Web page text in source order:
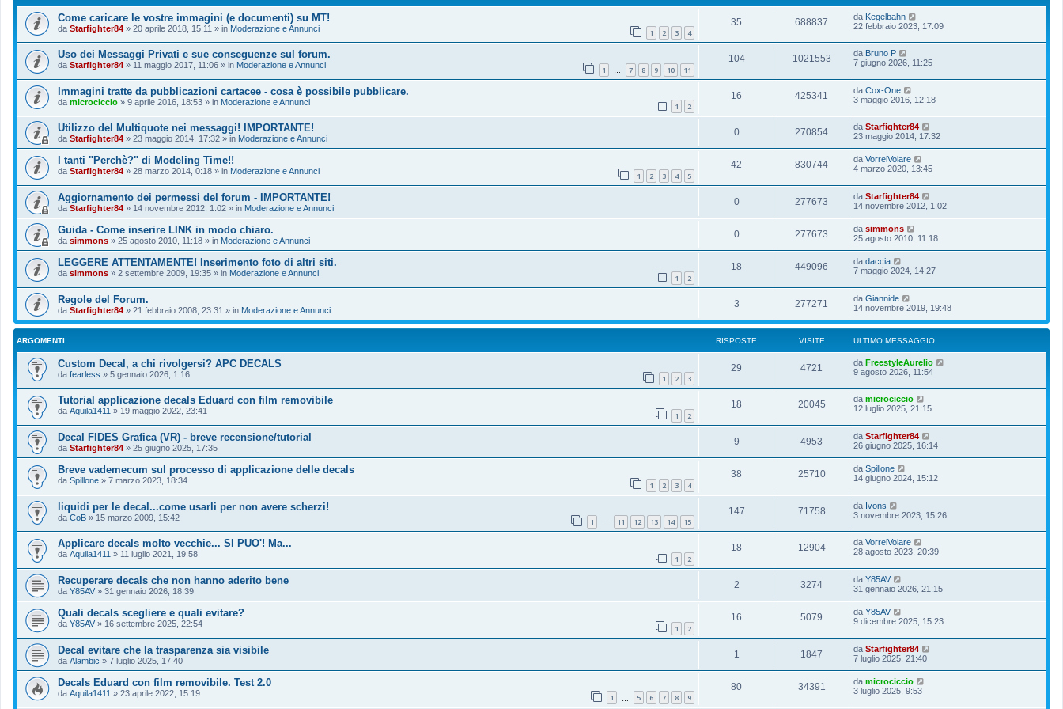
Come caricare le vostre immagini (e documenti) su MT!
da Starfighter84 » 20 aprile 2018, 15:11 » in Moderazione e Annunci 1 2 3 4
35 688837 da Kegelbahn
22 febbraio 2023, 17:09
Uso dei Messaggi Privati e sue conseguenze sul forum.
da Starfighter84 » 11 maggio 2017, 11:06 » in Moderazione e Annunci 1 … 7 8 9 10 11
104 1021553 da Bruno P
7 giugno 2026, 11:25
Immagini tratte da pubblicazioni cartacee - cosa è possibile pubblicare.
da microciccio » 9 aprile 2016, 18:53 » in Moderazione e Annunci 1 2
16 425341 da Cox-One
3 maggio 2016, 12:18
Utilizzo del Multiquote nei messaggi! IMPORTANTE!
da Starfighter84 » 23 maggio 2014, 17:32 » in Moderazione e Annunci
0 270854 da Starfighter84
23 maggio 2014, 17:32
I tanti "Perchè?" di Modeling Time!!
da Starfighter84 » 28 marzo 2014, 0:18 » in Moderazione e Annunci 1 2 3 4 5
42 830744 da VorreiVolare
4 marzo 2020, 13:45
Aggiornamento dei permessi del forum - IMPORTANTE!
da Starfighter84 » 14 novembre 2012, 1:02 » in Moderazione e Annunci
0 277673 da Starfighter84
14 novembre 2012, 1:02
Guida - Come inserire LINK in modo chiaro.
da simmons » 25 agosto 2010, 11:18 » in Moderazione e Annunci
0 277673 da simmons
25 agosto 2010, 11:18
LEGGERE ATTENTAMENTE! Inserimento foto di altri siti.
da simmons » 2 settembre 2009, 19:35 » in Moderazione e Annunci 1 2
18 449096 da daccia
7 maggio 2024, 14:27
Regole del Forum.
da Starfighter84 » 21 febbraio 2008, 23:31 » in Moderazione e Annunci
3 277271 da Giannide
14 novembre 2019, 19:48
ARGOMENTI RISPOSTE VISITE ULTIMO MESSAGGIO
Custom Decal, a chi rivolgersi? APC DECALS
da fearless » 5 gennaio 2026, 1:16 1 2 3
29 4721 da FreestyleAurelio
9 agosto 2026, 11:54
Tutorial applicazione decals Eduard con film removibile
da Aquila1411 » 19 maggio 2022, 23:41 1 2
18 20045 da microciccio
12 luglio 2025, 21:15
Decal FIDES Grafica (VR) - breve recensione/tutorial
da Starfighter84 » 25 giugno 2025, 17:35
9 4953 da Starfighter84
26 giugno 2025, 16:14
Breve vademecum sul processo di applicazione delle decals
da Spillone » 7 marzo 2023, 18:34 1 2 3 4
38 25710 da Spillone
14 giugno 2024, 15:12
liquidi per le decal...come usarli per non avere scherzi!
da CoB » 15 marzo 2009, 15:42 1 11 12 13 14 15
147 71758 da Ivons
3 novembre 2023, 15:26
Applicare decals molto vecchie... SI PUO'! Ma...
da Aquila1411 » 11 luglio 2021, 19:58 1 2
18 12904 da VorreiVolare
28 agosto 2023, 20:39
Recuperare decals che non hanno aderito bene
da Y85AV » 31 gennaio 2026, 18:39
2 3274 da Y85AV
31 gennaio 2026, 21:15
Quali decals scegliere e quali evitare?
da Y85AV » 16 settembre 2025, 22:54 1 2
16 5079 da Y85AV
9 dicembre 2025, 15:23
Decal evitare che la trasparenza sia visibile
da Alambic » 7 luglio 2025, 17:40
1 1847 da Starfighter84
7 luglio 2025, 21:40
Decals Eduard con film removibile. Test 2.0
da Aquila1411 » 23 aprile 2022, 15:19 1 5 6 7 8 9
80 34391 da microciccio
3 luglio 2025, 9:53